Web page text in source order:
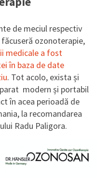
de meciul respectiv
făcuseră ozonoterapie,
medicale a fost
în baza de date
. Tot acolo, exista și
modern și portabil
în acea perioadă de
la recomandarea
Radu Paligora.